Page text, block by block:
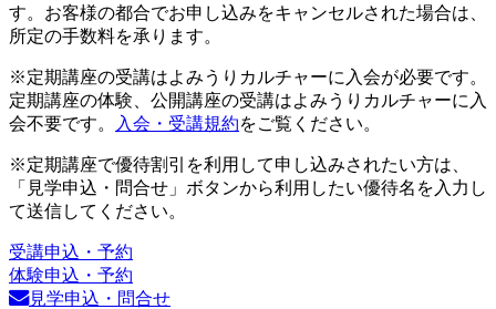
す。お客様の都合でお申し込みをキャンセルされた場合は、
所定の手数料を承ります。
※定期講座の受講はよみうりカルチャーに入会が必要です。
定期講座の体験、公開講座の受講はよみうりカルチャーに入
会不要です。
入会・受講規約をご覧ください。
※定期講座で優待割引を利用して申し込みされたい方は、
「見学申込・問合せ」ボタンから利用したい優待名を入力し
て送信してください。
受講申込・予約
体験申込・予約
見学申込・問合せ